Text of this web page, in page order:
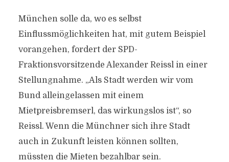
München solle da, wo es selbst
Einflussmöglichkeiten hat, mit gutem Beispiel
vorangehen, fordert der SPD-
Fraktionsvorsitzende Alexander Reissl in einer
Stellungnahme. „Als Stadt werden wir vom
Bund alleingelassen mit einem
Mietpreisbremserl, das wirkungslos ist“, so
Reissl. Wenn die Münchner sich ihre Stadt
auch in Zukunft leisten können sollten,
müssten die Mieten bezahlbar sein.